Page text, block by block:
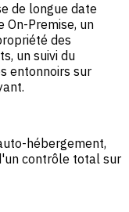
de longue date
On-Premise, un
des
un suivi du
entonnoirs sur
hébergement,
contrôle total sur